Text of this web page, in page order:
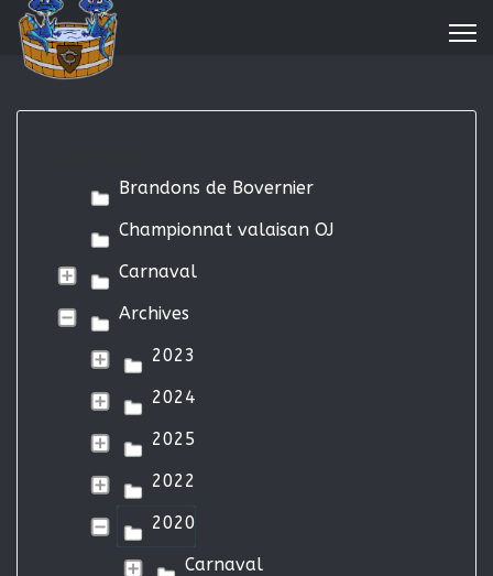
Brandons de Bovernier
Championnat valaisan OJ
Carnaval
Archives
2023
2024
2025
2022
2020
Carnaval